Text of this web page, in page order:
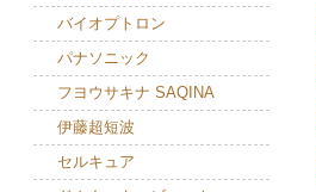
バイオプトロン
パナソニック
フヨウサキナ SAQINA
伊藤超短波
セルキュア